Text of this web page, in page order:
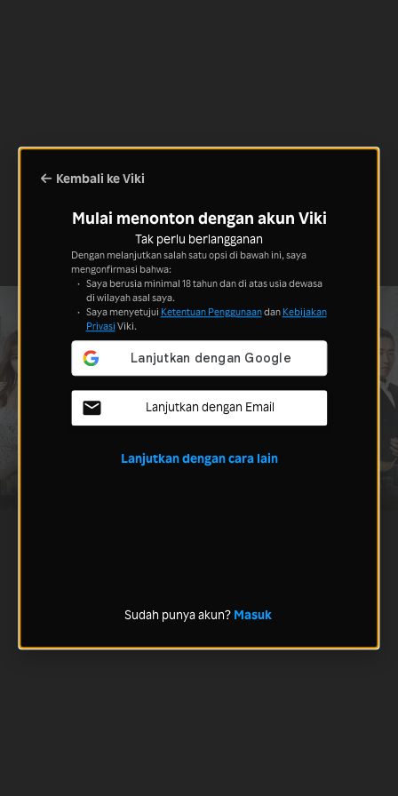
Kembali ke Viki
Mulai menonton dengan akun Viki
Tak perlu berlangganan
Dengan melanjutkan salah satu opsi di bawah ini, saya
mengonfirmasi bahwa:
Saya berusia minimal 18 tahun dan di atas usia dewasa
di wilayah asal saya.
Saya menyetujui Ketentuan Penggunaandan Kebijakan
Privasi Viki.
Lanjutkan dengan Email
Lanjutkan dengan cara lain
Sudah punya akun? Masuk